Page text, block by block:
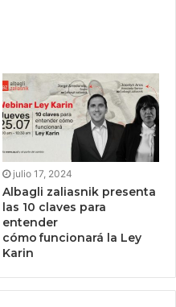
julio 17, 2024
Albagli zaliasnik presenta
las 10 claves para
entender
cómo funcionará la Ley
Karin